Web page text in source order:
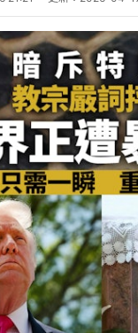
良十四世（Pope
的講話，抨擊那
受少數暴君的蹂
打擊犯罪方面軟
教宗道歉。
教宗在喀麥隆譴